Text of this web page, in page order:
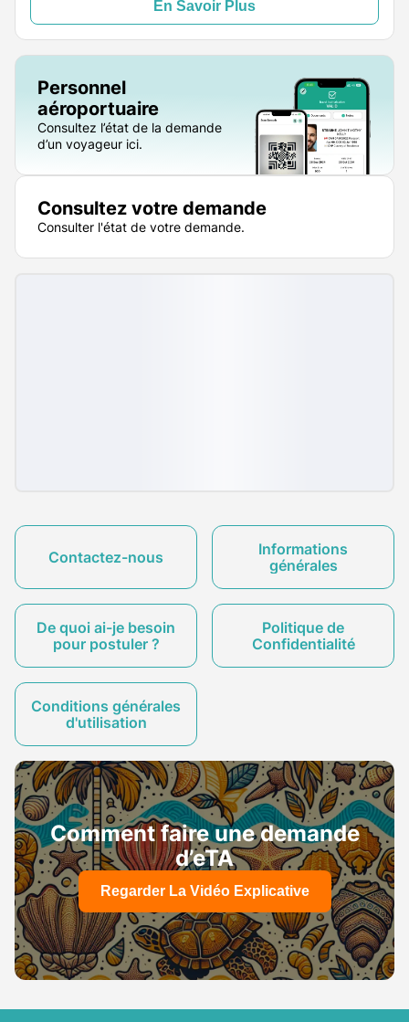
En Savoir Plus
Personnel
aéroportuaire
Consultez l’état de la demande
d’un voyageur ici.
Consultez votre demande
Consulter l'état de votre demande.
Contactez-nous
Informations
générales
De quoi ai-je besoin
pour postuler ?
Politique de
Confidentialité
Conditions générales
d'utilisation
Comment faire une demande
d’eTA
Regarder La Vidéo Explicative